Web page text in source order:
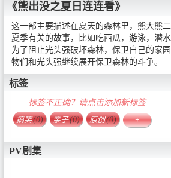
《熊出没之夏日连连看》
这一部主要描述在夏天的森林里，熊大熊
夏季有关的故事，比如吃西瓜，游泳，潜水
为了阻止光头强破坏森林，保卫自己的家
物们和光头强继续展开保卫森林的斗争。
标签
—— 标签不正确？请点击添加新标签 ——
搞笑(0) 亲子(0) 原创(0) +
PV剧集